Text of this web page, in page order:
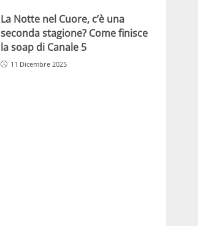
La Notte nel Cuore, c’è una
seconda stagione? Come finisce
la soap di Canale 5
11 Dicembre 2025